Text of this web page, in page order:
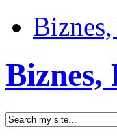
Biznes,